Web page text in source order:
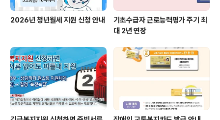
2026년 청년월세 지원 신청 안내
기초수급자 근로능력평가 주기 최
대 2년 연장